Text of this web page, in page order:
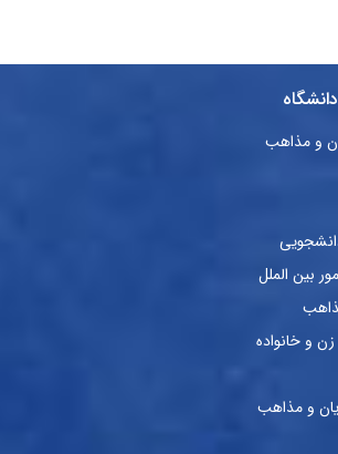
و مذاهب
بین الملل
و خانواده
و مذاهب